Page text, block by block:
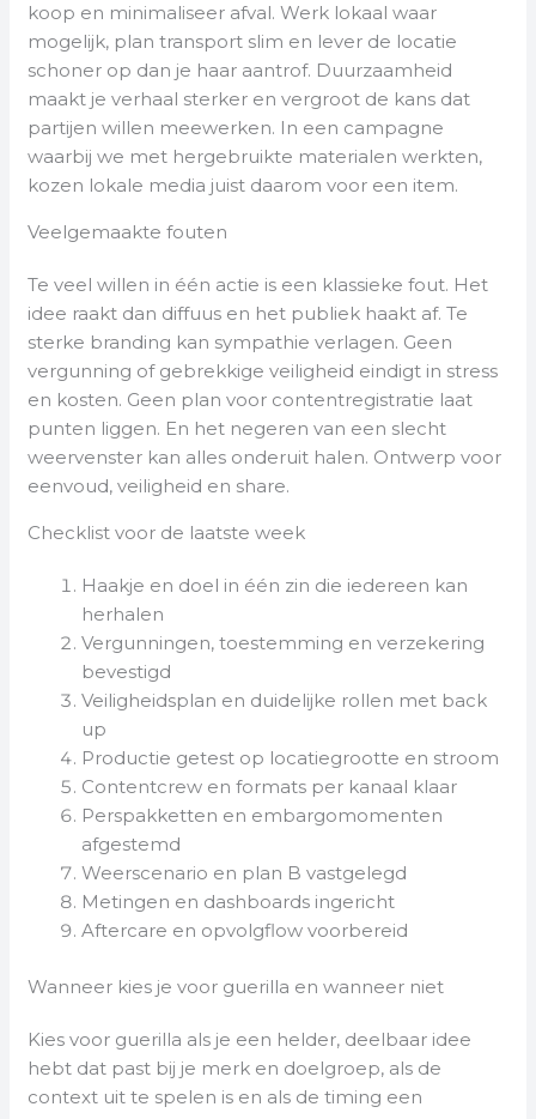
koop en minimaliseer afval. Werk lokaal waar
mogelijk, plan transport slim en lever de locatie
schoner op dan je haar aantrof. Duurzaamheid
maakt je verhaal sterker en vergroot de kans dat
partijen willen meewerken. In een campagne
waarbij we met hergebruikte materialen werkten,
kozen lokale media juist daarom voor een item.
Veelgemaakte fouten
Te veel willen in één actie is een klassieke fout. Het
idee raakt dan diffuus en het publiek haakt af. Te
sterke branding kan sympathie verlagen. Geen
vergunning of gebrekkige veiligheid eindigt in stress
en kosten. Geen plan voor contentregistratie laat
punten liggen. En het negeren van een slecht
weervenster kan alles onderuit halen. Ontwerp voor
eenvoud, veiligheid en share.
Checklist voor de laatste week
Haakje en doel in één zin die iedereen kan
herhalen
Vergunningen, toestemming en verzekering
bevestigd
Veiligheidsplan en duidelijke rollen met back
up
Productie getest op locatiegrootte en stroom
Contentcrew en formats per kanaal klaar
Perspakketten en embargomomenten
afgestemd
Weerscenario en plan B vastgelegd
Metingen en dashboards ingericht
Aftercare en opvolgflow voorbereid
Wanneer kies je voor guerilla en wanneer niet
Kies voor guerilla als je een helder, deelbaar idee
hebt dat past bij je merk en doelgroep, als de
context uit te spelen is en als de timing een